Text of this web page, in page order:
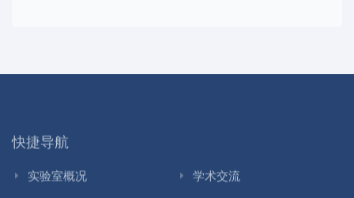
快捷导航
实验室概况 学术交流